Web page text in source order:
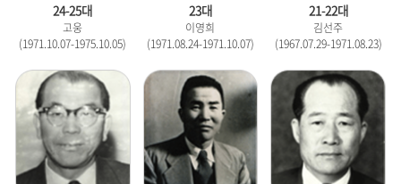
24-25대
고웅
(1971.10.07-1975.10.05)
23대
이영희
(1971.08.24-1971.10.07)
21-22대
김선주
(1967.07.29-1971.08.23)